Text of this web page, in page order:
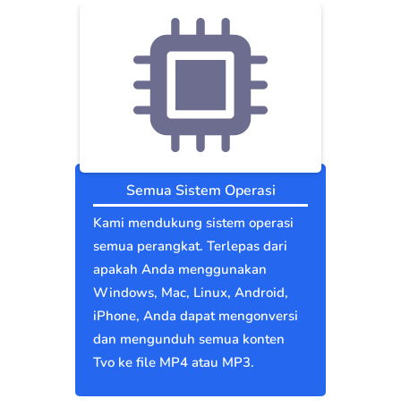
Semua Sistem Operasi
Kami mendukung sistem operasi
semua perangkat. Terlepas dari
apakah Anda menggunakan
Windows, Mac, Linux, Android,
iPhone, Anda dapat mengonversi
dan mengunduh semua konten
Tvo ke file MP4 atau MP3.